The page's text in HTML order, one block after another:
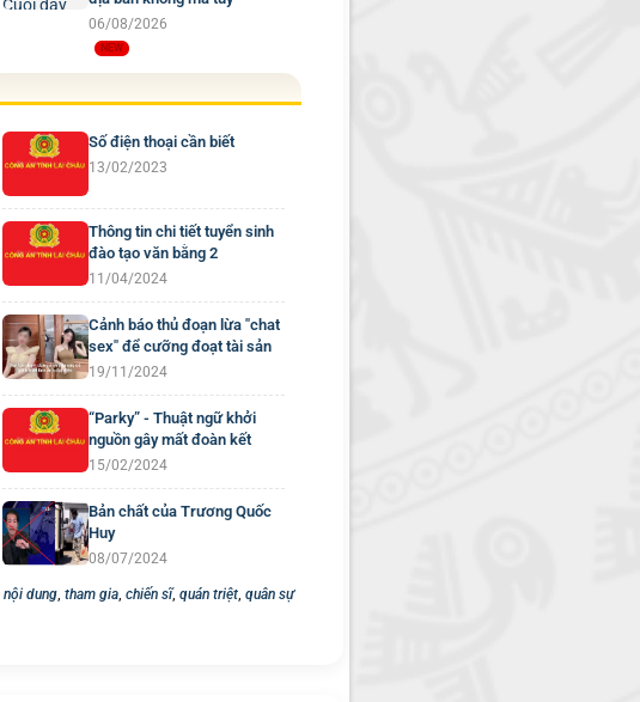
06/08/2026
Số điện thoại cần biết
13/02/2023
Thông tin chi tiết tuyển sinh
đào tạo văn bằng 2
11/04/2024
Cảnh báo thủ đoạn lừa "chat
sex" để cưỡng đoạt tài sản
19/11/2024
“Parky” - Thuật ngữ khởi
nguồn gây mất đoàn kết
15/02/2024
Bản chất của Trương Quốc
Huy
08/07/2024
nội dung, tham gia, chiến sĩ, quán triệt, quân sự